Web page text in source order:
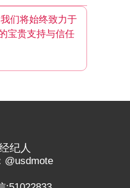
们将始终致力于
宝贵支持与信任
纪人
@usdmote